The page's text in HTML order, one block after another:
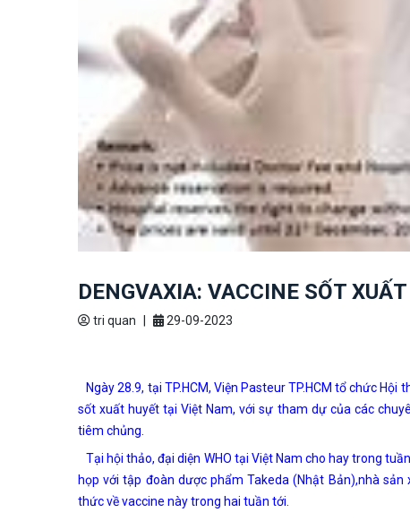
DENGVAXIA: VACCINE SỐT
tri quan 29-09-2023
Ngày 28.9, tại TP.HCM, Viện Pasteur TP.HCM tổ chức
sốt xuất huyết tại Việt Nam, với sự tham dự của các
tiêm chủng.
Tại hội thảo, đại diện WHO tại Việt Nam cho hay trong
họp với tập đoàn dược phẩm Takeda (Nhật Bản),nhà
thức về vaccine này trong hai tuần tới.